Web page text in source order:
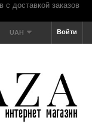
Войти
UAH